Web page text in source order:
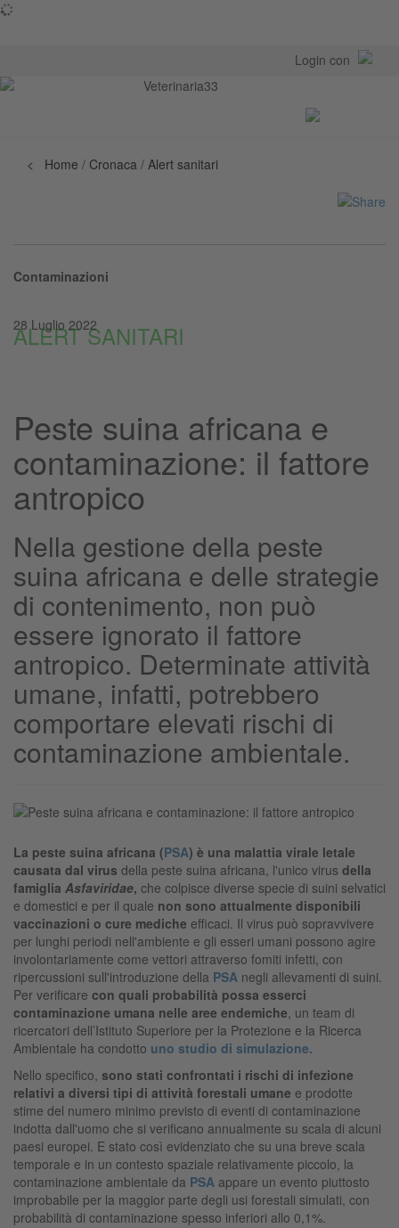
Login con
< Home / Cronaca / Alert sanitari
Contaminazioni
ALERT SANITARI
28 Luglio 2022
Peste suina africana e
contaminazione: il fattore
antropico
Nella gestione della peste
suina africana e delle strategie
di contenimento, non può
essere ignorato il fattore
antropico. Determinate attività
umane, infatti, potrebbero
comportare elevati rischi di
contaminazione ambientale.
La peste suina africana (PSA) è una malattia virale letale
causata dal virus della peste suina africana, l'unico virus della
famiglia Asfaviridae, che colpisce diverse specie di suini selvatici
e domestici e per il quale non sono attualmente disponibili
vaccinazioni o cure mediche efficaci. Il virus può sopravvivere
per lunghi periodi nell'ambiente e gli esseri umani possono agire
involontariamente come vettori attraverso fomiti infetti, con
ripercussioni sull'introduzione della PSA negli allevamenti di suini.
Per verificare con quali probabilità possa esserci
contaminazione umana nelle aree endemiche, un team di
ricercatori dell’Istituto Superiore per la Protezione e la Ricerca
Ambientale ha condotto uno studio di simulazione.
Nello specifico, sono stati confrontati i rischi di infezione
relativi a diversi tipi di attività forestali umane e prodotte
stime del numero minimo previsto di eventi di contaminazione
indotta dall'uomo che si verificano annualmente su scala di alcuni
paesi europei. E stato così evidenziato che su una breve scala
temporale e in un contesto spaziale relativamente piccolo, la
contaminazione ambientale da PSA appare un evento piuttosto
improbabile per la maggior parte degli usi forestali simulati, con
probabilità di contaminazione spesso inferiori allo 0,1%.